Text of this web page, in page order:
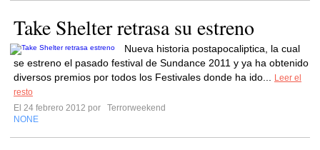
Take Shelter retrasa su estreno
Nueva historia postapocaliptica, la cual
se estreno el pasado festival de Sundance 2011 y ya ha obtenido
diversos premios por todos los Festivales donde ha ido...
Leer el
resto
El 24 febrero 2012 por
Terrorweekend
NONE